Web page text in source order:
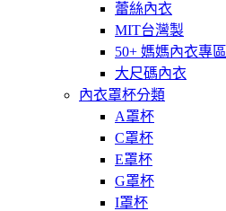
蕾絲內衣
MIT台灣製
50+ 媽媽內衣專區
大尺碼內衣
內衣罩杯分類
A罩杯
C罩杯
E罩杯
G罩杯
I罩杯